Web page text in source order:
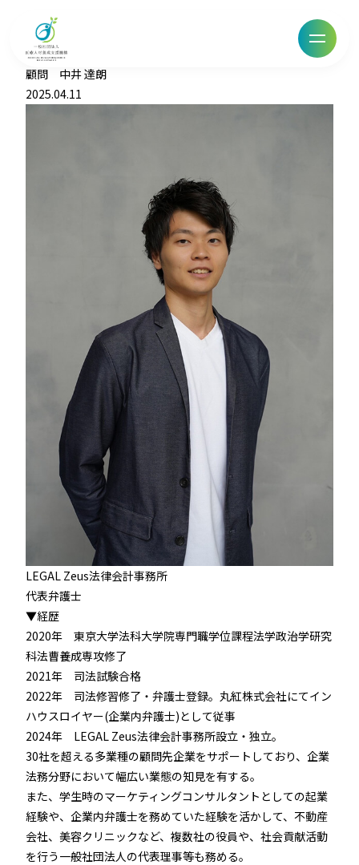
顧問 中井 達朗
2025.04.11
LEGAL Zeus法律会計事務所
代表弁護士
▼経歴
2020年 東京大学法科大学院専門職学位課程法学政治学研究
科法曹養成専攻修了
2021年 司法試験合格
2022年 司法修習修了・弁護士登録。丸紅株式会社にてイン
ハウスロイヤー(企業内弁護士)として従事
2024年 LEGAL Zeus法律会計事務所設立・独立。
30社を超える多業種の顧問先企業をサポートしており、企業
法務分野において幅広い業態の知見を有する。
また、学生時のマーケティングコンサルタントとしての起業
経験や、企業内弁護士を務めていた経験を活かして、不動産
会社、美容クリニックなど、複数社の役員や、社会貢献活動
を行う一般社団法人の代表理事等も務める。
私たちについて
About
事業内容
Service
お知らせ
News